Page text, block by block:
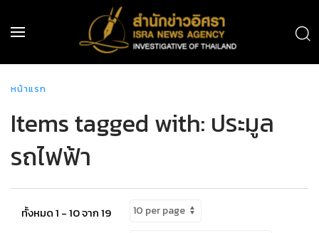
หน้าแรก
Items tagged with: ประมูล
รถไฟฟ้า
ทั้งหมด 1 - 10 จาก 19